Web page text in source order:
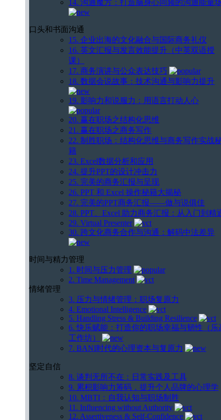
14. 沟通魔方：打造脑身心同频的沟通能量
口头和书面沟通
15. 企业出海的文化融合与国际商务礼仪
16. 英文汇报与发言效能提升（中英双语授
课）
17. 商务演讲与公众表达技巧
18. 数据会说故事：技术沟通与影响力提升
19. 影响力和说服力：用语言打动人心
20. 赢在职场之结构化思维
21. 赢在职场之商务写作
22. 制胜职场：结构化思维与商务写作实战
籍
23. Excel数据分析和应用
24. 提升PPT的设计冲击力
25. 完美的商务汇报与呈现
26. PPT 和 Excel 操作秘籍大揭秘
27. 完美的PPT商务汇报——做与说俱佳
28. PPT、Excel 助力商务汇报：从入门到精
29. Virtual Presenter
30. 跨文化商务合作与沟通：解码中法差异
时间与精力管理
1. 时间与压力管理
2. Time Management
情绪管理
3. 压力与情绪管理：职场复原力
4. Emotional Intelligence
5. Handling Stress & Building Resilience
6. 快乐赋能：打造你的职场幸福与韧性（乐
工作坊）
7. BANI时代的心理资本与复原力
坚定自信
8. 谈判无所不在：日常实践及工具
9. 累积影响力筹码，提升个人品牌的心理学
10. MBTI：自我认知与职场制胜
11. Influencing without Authority
12. Assertiveness & Self-Confidence